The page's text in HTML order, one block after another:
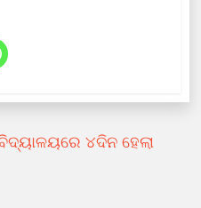
୪ଦିନ ହେଲା